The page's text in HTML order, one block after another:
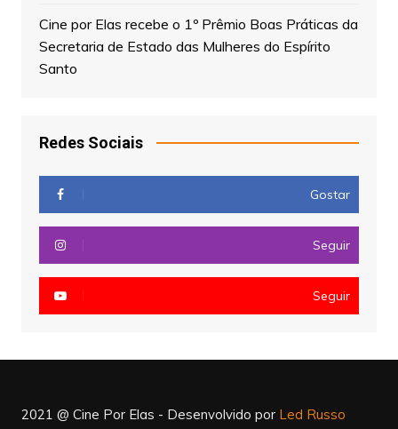
Cine por Elas recebe o 1º Prêmio Boas Práticas da
Secretaria de Estado das Mulheres do Espírito
Santo
Redes Sociais
Gostar
Seguir
Seguir
2021 @ Cine Por Elas - Desenvolvido por Led Russo